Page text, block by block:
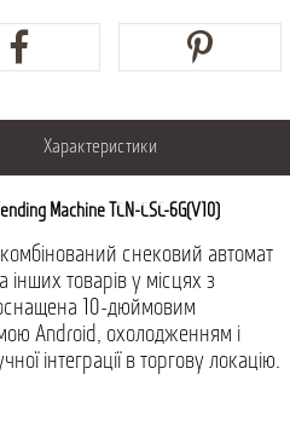
Характеристики
Machine TCN-CSC-6G(V10)
снековий автомат
товарів у місцях з
10-дюймовим
Android, охолодженням і
інтеграції в торгову локацію.